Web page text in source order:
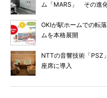
ム「MARS」 その進
OKIが駅ホームでの転
ムを本格展開
NTTの音響技術「PSZ
座席に導入